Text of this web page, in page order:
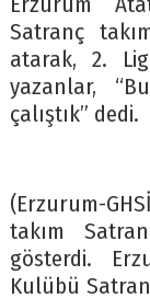
Satranç
atarak, 2.
yazanlar,
çalıştık” dedi.
(Erzurum-
takım
gösterdi.
Kulübü